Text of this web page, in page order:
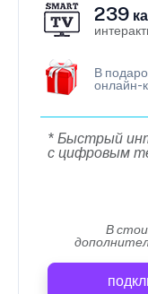
239
В
онлайн-
* Быстрый
с цифровым
В